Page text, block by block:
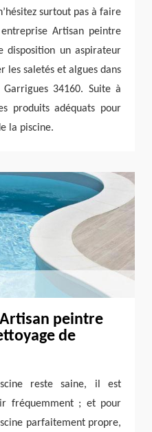
surtout pas à faire
Artisan peintre
disposition un aspirateur
les saletés et algues dans
34160. Suite à
produits adéquats pour
la piscine.
peintre
de
reste saine, il est
fréquemment ; et pour
parfaitement propre,